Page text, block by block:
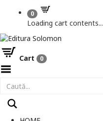
0
Loading cart contents...
Cart 0